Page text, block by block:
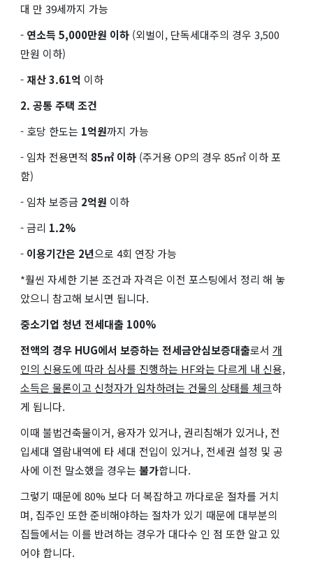
대 만 39세까지 가능
- 연소득 5,000만원 이하 (외벌이, 단독세대주의 경우 3,500
만원 이하)
- 재산 3.61억 이하
2. 공통 주택 조건
- 호당 한도는 1억원까지 가능
- 임차 전용면적 85㎡ 이하 (주거용 OP의 경우 85㎡ 이하 포
함)
- 임차 보증금 2억원 이하
- 금리 1.2%
- 이용기간은 2년으로 4회 연장 가능
*훨씬 자세한 기본 조건과 자격은 이전 포스팅에서 정리 해 놓
았으니 참고해 보시면 됩니다.
중소기업 청년 전세대출 100%
전액의 경우 HUG에서 보증하는 전세금안심보증대출로서 개
인의 신용도에 따라 심사를 진행하는 HF와는 다르게 내 신용,
소득은 물론이고 신청자가 임차하려는 건물의 상태를 체크하
게 됩니다.
이때 불법건축물이거, 융자가 있거나, 권리침해가 있거나, 전
입세대 열람내역에 타 세대 전입이 있거나, 전세권 설정 및 공
사에 이전 말소했을 경우는 불가합니다.
그렇기 때문에 80% 보다 더 복잡하고 까다로운 절차를 거치
며, 집주인 또한 준비해야하는 절차가 있기 때문에 대부분의
집들에서는 이를 반려하는 경우가 대다수 인 점 또한 알고 있
어야 합니다.